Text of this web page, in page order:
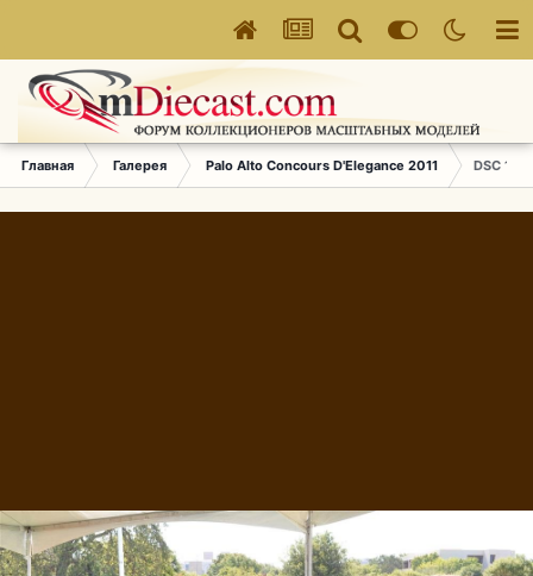
Главная Галерея Palo Alto Concours D'Elegance 2011 DSC